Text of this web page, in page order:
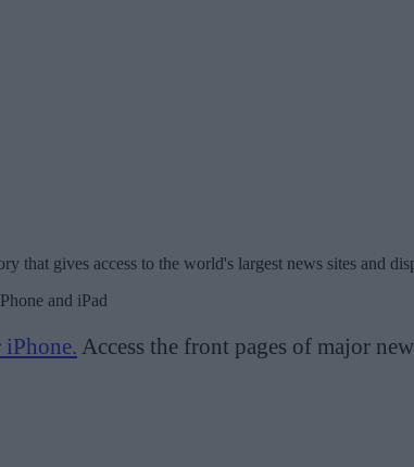
that gives access to the world's largest news sites and
and iPad
Access the front pages of major